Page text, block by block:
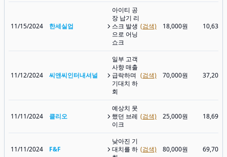
11/15/2024 한세실업
아이티 공
장 납기 리
스크 발생
으로 어닝
쇼크
(검색) 18,000원 10,630
11/12/2024 씨앤씨인터내셔널
일부 고객
사향 매출
급락하며
기대치 하
회
(검색) 70,000원 37,200
11/11/2024 클리오
예상치 못
했던 브레
이크
(검색) 25,000원 18,690
11/11/2024 F&F
낮아진 기
대치를 하 (검색) 80,000원 69,700